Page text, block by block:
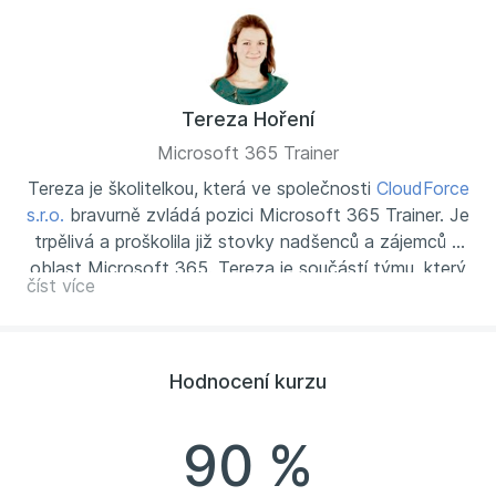
Tereza Hoření
Microsoft 365 Trainer
Tereza je školitelkou, která ve společnosti CloudForce
s.r.o. bravurně zvládá pozici Microsoft 365 Trainer. Je
trpělivá a proškolila již stovky nadšenců a zájemců o
oblast Microsoft 365. Tereza je součástí týmu, který
se o své zákazníky v oblasti Microsoft 365, stará od
sledováním novinek z Microsoft 365. Je tak schopna
číst více
Hodnocení kurzu
90 %